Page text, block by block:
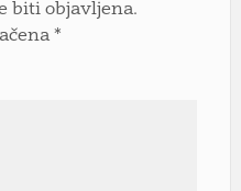
biti objavljena.
*